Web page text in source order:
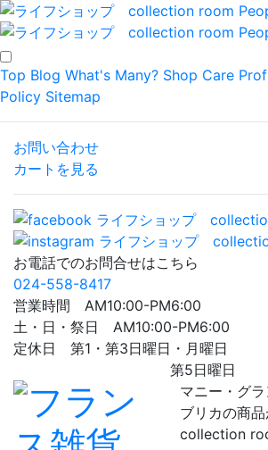
Top Blog What's Many? Shop Care
Policy Sitemap
お問い合わせ
カートを見る
お電話でのお問合せはこちら
024-558-8417
営業時間 AM10:00-PM6:00
土・日・祭日 AM10:00-PM6:00
定休日 第1・第3日曜日・月曜日
第5日曜日
マニー・グ
ブリカの商品
collection